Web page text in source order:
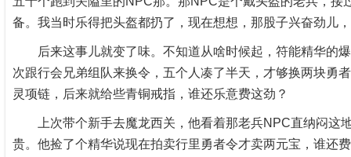
备。我当时乐得把头盔都扔了，现在想想，那股子兴奋劲儿
后来这事儿就变了味。不知道从啥时候起，符能精华的爆
次跟行会兄弟组队来换令，五个人凑了半天，才够换两块勇
灵项链，后来就给些青铜戒指，谁还乐意费这劲？
上次带个新手去魔龙西关，他看着那老兵NPC直纳闷这
贵。他捡了个精华说现在拍卖行里勇者令才卖两元宝，谁还